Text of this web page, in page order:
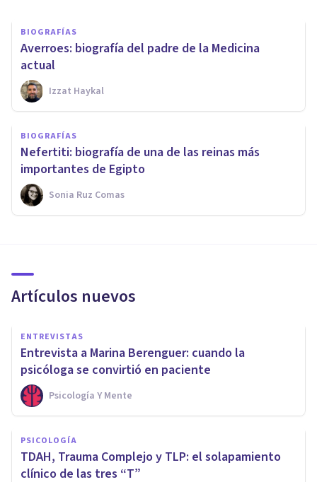
BIOGRAFÍAS
Averroes: biografía del padre de la Medicina
actual
Izzat Haykal
BIOGRAFÍAS
Nefertiti: biografía de una de las reinas más
importantes de Egipto
Sonia Ruz Comas
Artículos nuevos
ENTREVISTAS
Entrevista a Marina Berenguer: cuando la
psicóloga se convirtió en paciente
Psicología Y Mente
PSICOLOGÍA
TDAH, Trauma Complejo y TLP: el solapamiento
clínico de las tres “T”